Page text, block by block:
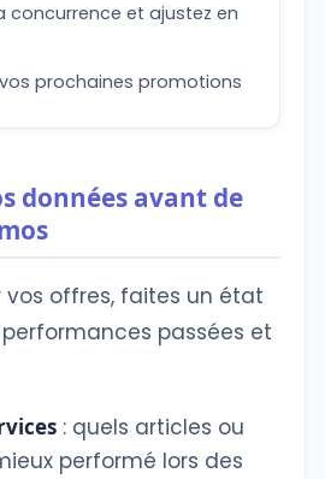
concurrence et ajustez en
vos prochaines promotions
données avant de
vos offres, faites un état
passées et
: quels articles ou
performé lors des